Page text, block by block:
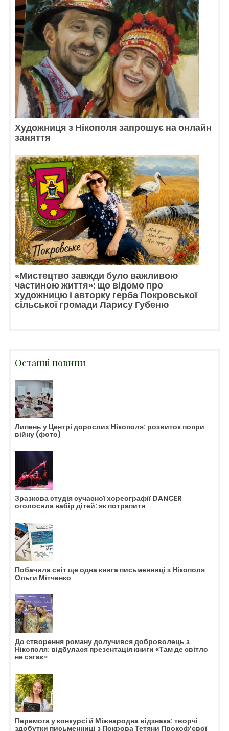
Художниця з Нікополя запрошує на онлайн
заняття
«Мистецтво завжди було важливою
частиною життя»: що відомо про
художницю і авторку герба Покровської
сільської громади Ларису Губеню
Останні новини
Липень у Центрі дорослих Нікополя: розвиток попри
війну (фото)
Зразкова студія сучасної хореографії DANCER
оголосила набір дітей: як потрапити
Побачила світ ще одна книга письменниці з Нікополя
Ольги Мітченко
До створення роману долучився доброволець з
Нікополя: відбулася презентація книги «Там де світло
не сягає»
Перемога у конкурсі й Міжнародна відзнака: творчі
здобутки письменниці з Покрова Тетяни Прокоф’євої